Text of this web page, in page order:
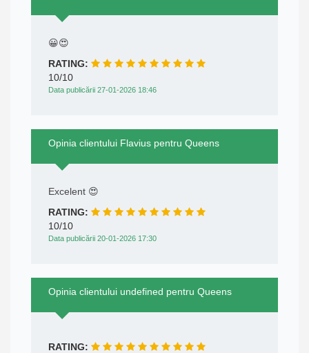
😀😍
RATING:
10/10
Data publicării 27-01-2026 18:46
Opinia clientului Flavius pentru Queens
Excelent 😍
RATING:
10/10
Data publicării 20-01-2026 17:30
Opinia clientului undefined pentru Queens
RATING: